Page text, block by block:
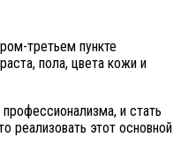
третьем пункте
пола, цвета кожи и
и стать
реализовать этот основной